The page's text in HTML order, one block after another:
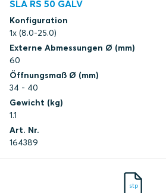
SLA RS 50 GALV
Konfiguration
1x (8.0-25.0)
Externe Abmessungen Ø (mm)
60
Öffnungsmaß Ø (mm)
34 - 40
Gewicht (kg)
1.1
Art. Nr.
164389
stp